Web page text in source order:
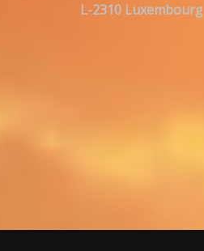
L-2310 Luxembourg